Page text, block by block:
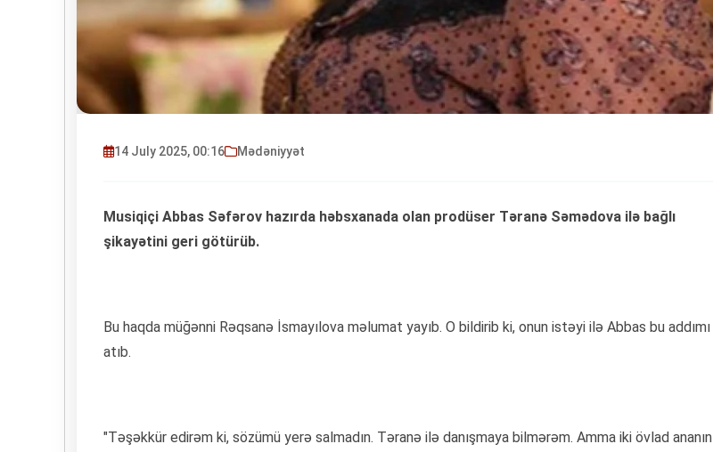
14 July 2025, 00:16 Mədəniyyət
Musiqiçi Abbas Səfərov hazırda həbsxanada olan prodüser Təranə Səmədova ilə bağlı
şikayətini geri götürüb.
Bu haqda müğənni Rəqsanə İsmayılova məlumat yayıb. O bildirib ki, onun istəyi ilə Abbas bu addımı
atıb.
"Təşəkkür edirəm ki, sözümü yerə salmadın. Təranə ilə danışmaya bilmərəm. Amma iki övlad ananın